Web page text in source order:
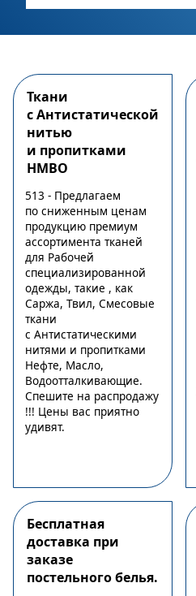
Ткани
с Антистатической
нитью
и пропитками
НМВО
513 - Предлагаем
по сниженным ценам
продукцию премиум
ассортимента тканей
для Рабочей
специализированной
одежды, такие , как
Саржа, Твил, Смесовые
ткани
с Антистатическими
нитями и пропитками
Нефте, Масло,
Водоотталкивающие.
Спешите на распродажу
!!! Цены вас приятно
удивят.
Бесплатная
доставка при
заказе
постельного белья.